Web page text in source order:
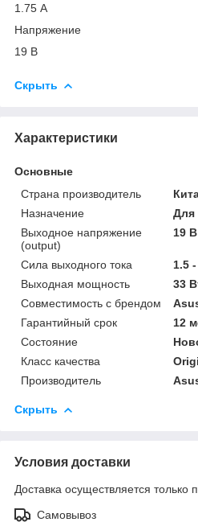
1.75 А
Напряжение
19 В
Скрыть
Характеристики
Основные
Страна производитель
Назначение
Для
Выходное напряжение
(output)
19 В
Сила выходного тока
1.5
Выходная мощность
33
Совместимость с брендом
Гарантийный срок
12
Состояние
Класс качества
Производитель
Скрыть
Условия доставки
Доставка осуществляется только
Самовывоз